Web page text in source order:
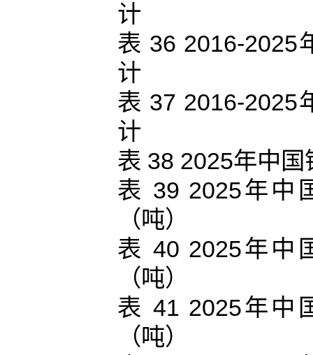
计
表 36 2016-2025
计
表 37 2016-2025
计
表 38 2025年中
表 39 2025年中
（吨）
表 40 2025年中
（吨）
表 41 2025年中
（吨）